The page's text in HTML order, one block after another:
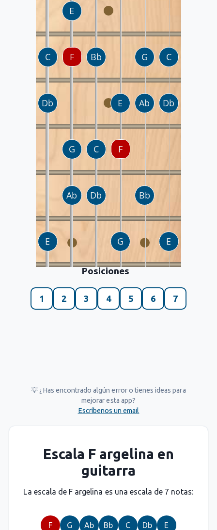
Posiciones
1 2 3 4 5 6 7
💡 ¿Has encontrado algún error o tienes ideas para
mejorar esta app?
Escríbenos un email
Escala F argelina en
guitarra
La escala de F argelina es una escala de 7 notas:
F G Ab Bb C Db E